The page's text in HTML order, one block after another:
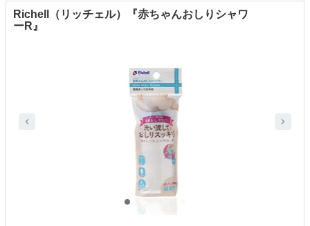
Richell（リッチェル）『赤ちゃんおしりシャワ
ーR』